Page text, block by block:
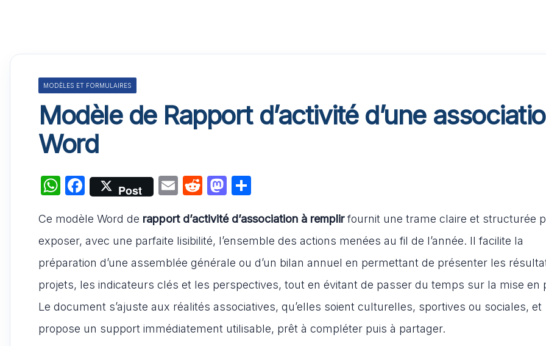
MODÈLES ET FORMULAIRES
Modèle de Rapport d’activité d’une
Word
W
at
s
A
p
p
F
a
c
e
b
o
o
k
Post
E
ai
l
R
d
di
t
M
st
o
d
o
n
ta
g
er
Ce modèle Word de rapport d’activité d’association à remplirfournit une trame claire et structurée
exposer, avec une parfaite lisibilité, l’ensemble des actions menées au fil de l’année. Il facilite la
préparation d’une assemblée générale ou d’un bilan annuel en permettant de présenter les
projets, les indicateurs clés et les perspectives, tout en évitant de passer du temps sur la mise en
Le document s’ajuste aux réalités associatives, qu’elles soient culturelles, sportives ou sociales, et
propose un support immédiatement utilisable, prêt à compléter puis à partager.